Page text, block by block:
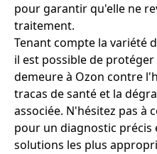
pour garantir qu'elle ne
traitement.
Tenant compte la variété
il est possible de
demeure à Ozon contre
tracas de santé et la
associée. N'hésitez pas à
pour un diagnostic
solutions les plus